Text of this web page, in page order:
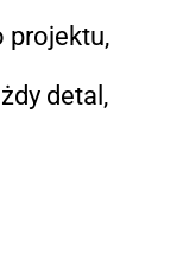
projektu,
detal,